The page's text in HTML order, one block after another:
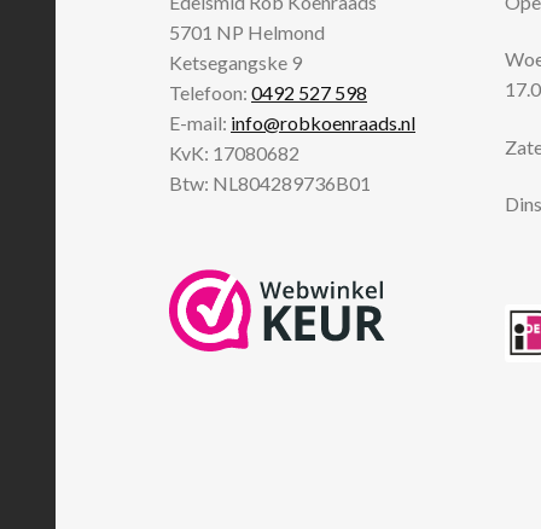
5701 NP Helmond
Ketsegangske 9
Telefoon:0492 527 598
E-mail: info@robkoenraads.nl
KvK: 17080682
Btw: NL804289736B01